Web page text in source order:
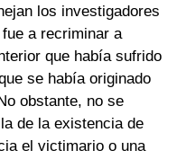
los investigadores
a recriminar a
que había sufrido
se había originado
obstante, no se
de la existencia de
el victimario o una